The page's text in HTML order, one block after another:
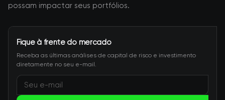
possam impactar seus portfólios.
Fique à frente do mercado
Receba as últimas análises de capital de risco e investimento
diretamente no seu e-mail.